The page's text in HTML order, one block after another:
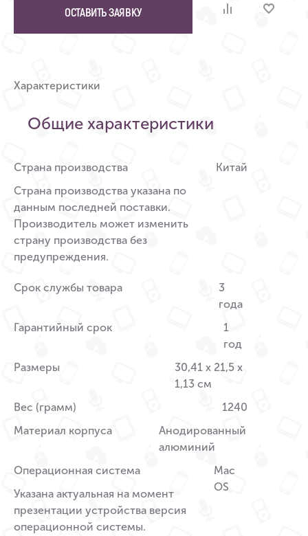
ОСТАВИТЬ ЗАЯВКУ
Характеристики
Общие характеристики
Страна производства
Страна производства указана по
данным последней поставки.
Производитель может изменить
страну производства без
предупреждения.
Китай
Срок службы товара
3
года
Гарантийный срок
1
год
Размеры
30,41 x 21,5 x
1,13 см
Вес (грамм)
1240
Материал корпуса
Анодированный
алюминий
Операционная система
Указана актуальная на момент
презентации устройства версия
операционной системы.
Mac
OS